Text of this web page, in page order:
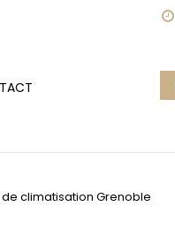
climatisation Grenoble